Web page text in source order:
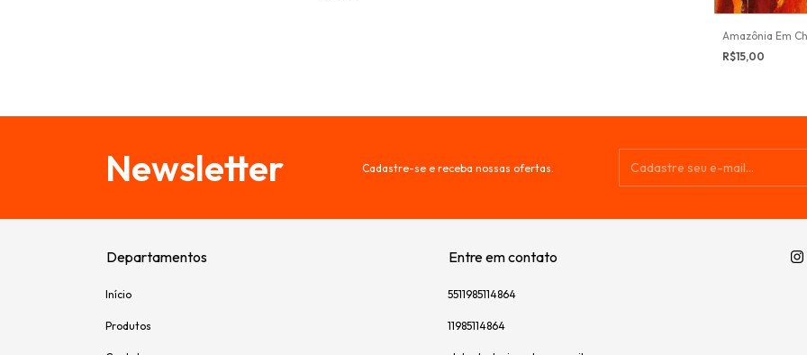
Amazônia Em
R$15,00
Newsletter Cadastre-se e receba nossas ofertas.
Departamentos
Início
Produtos
Entre em contato
5511985114864
11985114864